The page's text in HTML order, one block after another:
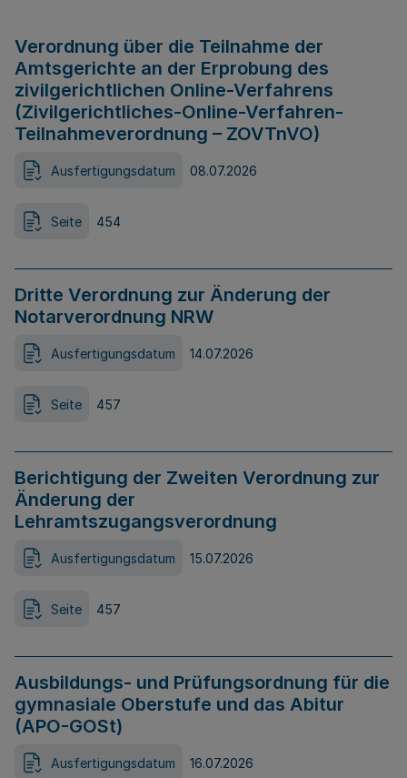
Verordnung über die Teilnahme der
Amtsgerichte an der Erprobung des
zivilgerichtlichen Online-Verfahrens
(Zivilgerichtliches-Online-Verfahren-
Teilnahmeverordnung – ZOVTnVO)
Ausfertigungsdatum 08.07.2026
Seite 454
Dritte Verordnung zur Änderung der
Notarverordnung NRW
Ausfertigungsdatum 14.07.2026
Seite 457
Berichtigung der Zweiten Verordnung zur
Änderung der
Lehramtszugangsverordnung
Ausfertigungsdatum 15.07.2026
Seite 457
Ausbildungs- und Prüfungsordnung für die
gymnasiale Oberstufe und das Abitur
(APO-GOSt)
Ausfertigungsdatum 16.07.2026